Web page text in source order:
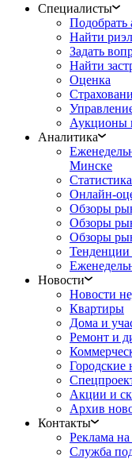
Специалисты
Подобрать
Найти
Задать
Найти
Оценка
Аукционы
Аналитика
Минске
Онлайн-
Обзоры
Обзоры
Обзоры
Тенденции
Новости
Новости
Квартиры
Дома и
Ремонт и
Городские
Акции и
Архив
Контакты
Реклама на
Служба